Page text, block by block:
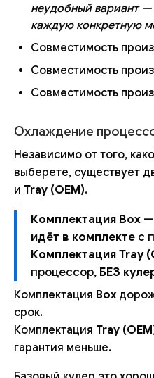
неудобный вариант —
каждую конкретную
Совместимость
Совместимость
Совместимость
Охлаждение
Независимо от того,
выберете, существует
и Tray (OEM).
Комплектация Box —
идёт в комплекте с
Комплектация Tray
процессор, БЕЗ
Комплектация Box
срок.
Комплектация Tray
гарантия меньше.